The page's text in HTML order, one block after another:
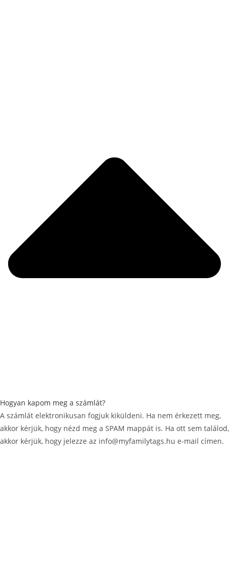
Hogyan kapom meg a számlát?
A számlát elektronikusan fogjuk kiküldeni. Ha nem érkezett meg,
akkor kérjük, hogy nézd meg a SPAM mappát is. Ha ott sem találod,
akkor kérjük, hogy jelezze az info@myfamilytags.hu e-mail címen.